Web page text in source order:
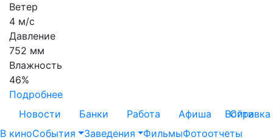
Ветер
4 м/с
Давление
752 мм
Влажность
46%
Подробнее
Новости Банки Работа Афиша Справка
Войти
В киноСобытия Заведения ФильмыФотоотчеты